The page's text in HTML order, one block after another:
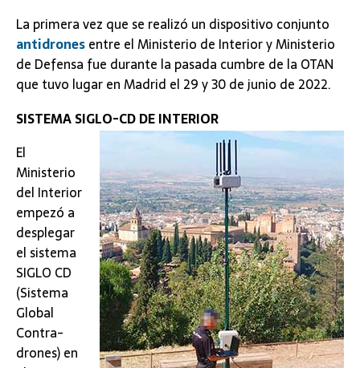
La primera vez que se realizó un dispositivo conjunto
antidronesentre el Ministerio de Interior y Ministerio
de Defensa fue durante la pasada cumbre de la OTAN
que tuvo lugar en Madrid el 29 y 30 de junio de 2022.
SISTEMA SIGLO-CD DE INTERIOR
El
Ministerio
del Interior
empezó a
desplegar
el sistema
SIGLO CD
(Sistema
Global
Contra-
drones) en